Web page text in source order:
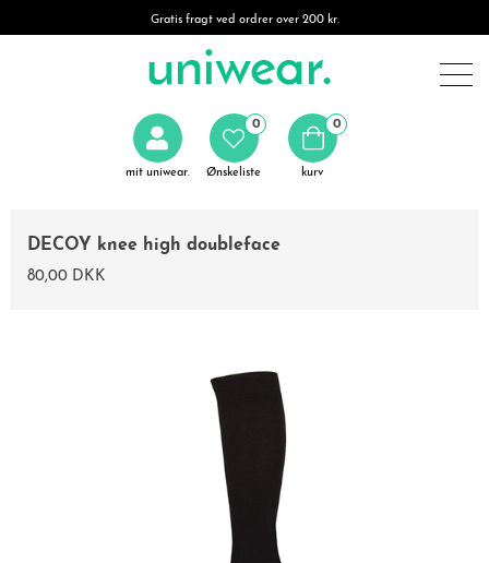
Gratis fragt ved ordrer over 200 kr.
mit uniwear. Ønskeliste
0 0
kurv
DECOY knee high doubleface
80,00 DKK